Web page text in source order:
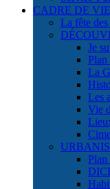
CADRE DE VIE
La fête
Je
La
Les
Vie